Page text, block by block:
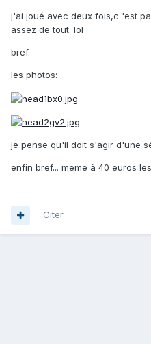
j'ai joué avec deux fois,c 'est
assez de tout. lol
bref.
les photos:
je pense qu'il doit s'agir d'une
enfin bref... meme à 40 euros
Citer